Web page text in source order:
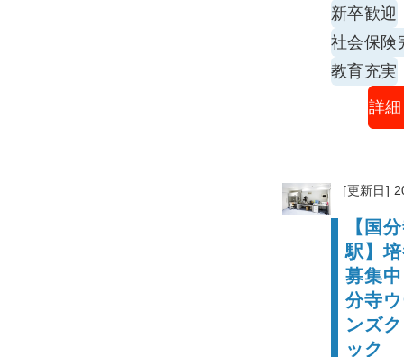
新卒歓迎
社会保険
教育充実
詳
[更新日]
【国
駅】
募集
分寺
ンズ
ック